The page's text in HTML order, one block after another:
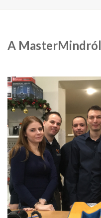
A MasterMindról